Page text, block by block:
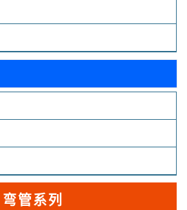
弯管系列